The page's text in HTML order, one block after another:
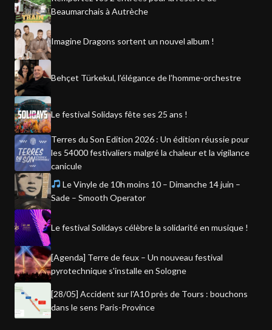
Beaumarchais à Autrèche
Imagine Dragons sortent un nouvel album !
Behçet Türkekul, l’élégance de l’homme-orchestre
Le festival Solidays fête ses 25 ans !
Terres du Son Edition 2026 : Un édition réussie pour
les 54000 festivaliers malgré la chaleur et la vigilance
canicule
Le Vinyle de 10h moins 10 – Dimanche 14 juin –
Sade – Smooth Operator
Le festival Solidays célèbre la solidarité en musique !
[Agenda] Terre de feux – Un nouveau festival
pyrotechnique s'installe en Sologne
[28/05] Accident sur l'A10 près de Tours : bouchons
dans le sens Paris-Province